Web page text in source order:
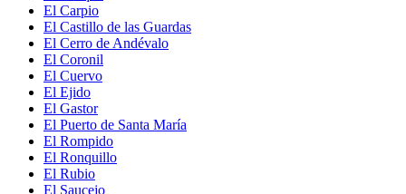
El Carpio
El Castillo de las Guardas
El Cerro de Andévalo
El Coronil
El Cuervo
El Ejido
El Gastor
El Puerto de Santa María
El Rompido
El Ronquillo
El Rubio
El Saucejo